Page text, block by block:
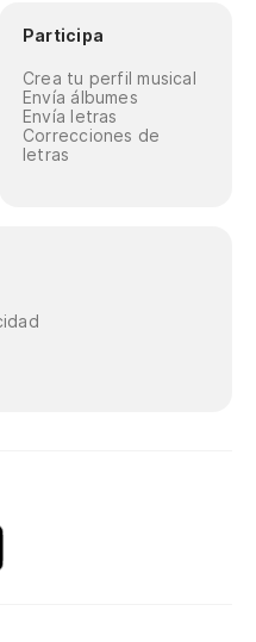
Participa
Crea tu perfil musical
Envía álbumes
Envía letras
Correcciones de
letras